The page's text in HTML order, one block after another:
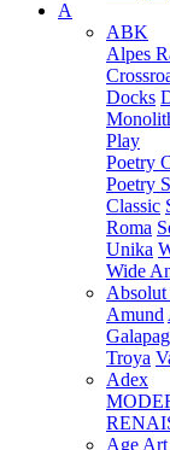
A
ABK
Alpes
Docks
Play
Poetry
Poetry
Classic
Roma
Unika
Wide
Amund
Troya
Adex
Age Art